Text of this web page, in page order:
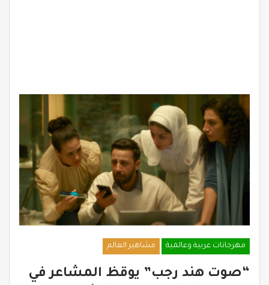
مهرجانات عربية وعالمية مشاهير العالم
“صوت هند رجب” يوقظ المشاعر في